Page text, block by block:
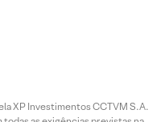
XP Investimentos CCTVM S.A.